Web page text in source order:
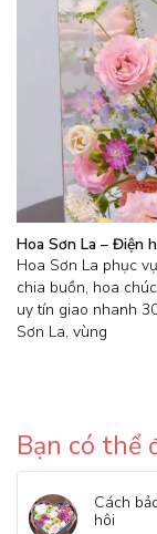
Hoa Sơn La – Điện
Hoa Sơn La phục
chia buồn, hoa
uy tín giao nhanh
Sơn La, vùng
Bạn có thể
Cách
hôi